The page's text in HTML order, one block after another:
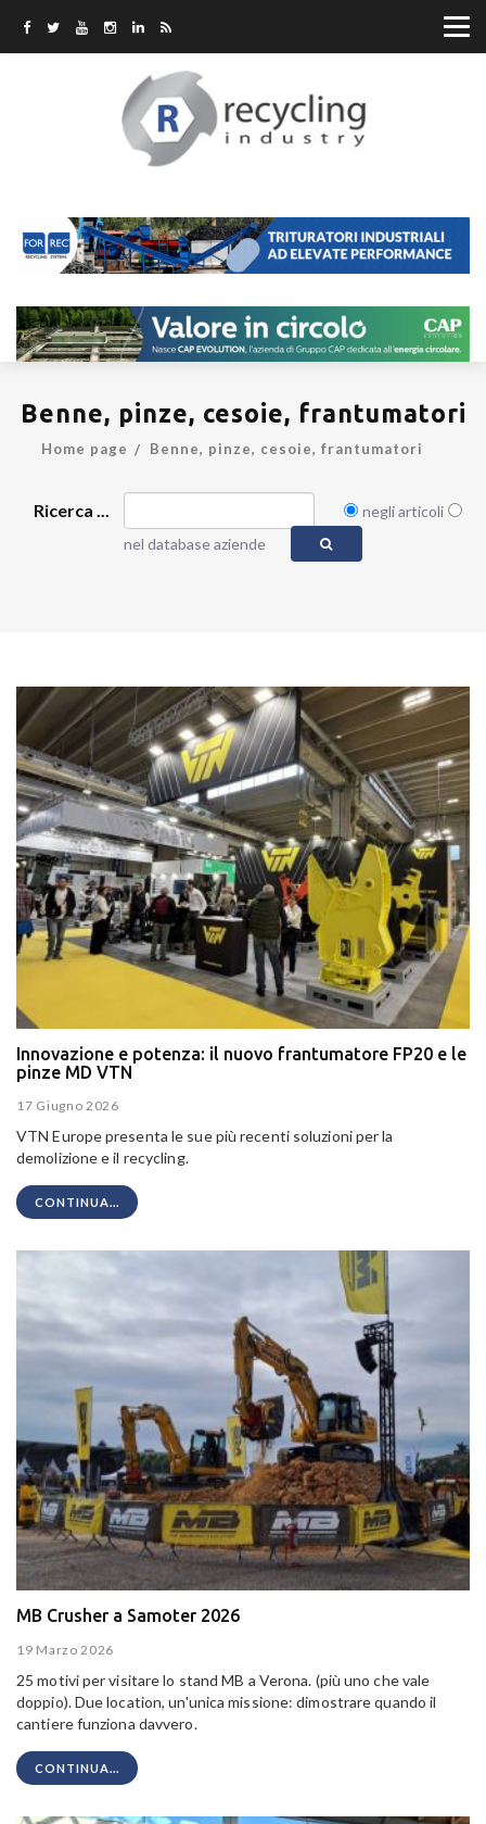
Benne, pinze, cesoie, frantumatori
Home page Benne, pinze, cesoie, frantumatori
Ricerca ...
negli articoli
nel database aziende
Innovazione e potenza: il nuovo frantumatore FP20 e le
pinze MD VTN
17 Giugno 2026
VTN Europe presenta le sue più recenti soluzioni per la
demolizione e il recycling.
CONTINUA...
MB Crusher a Samoter 2026
19 Marzo 2026
25 motivi per visitare lo stand MB a Verona. (più uno che vale
doppio). Due location, un'unica missione: dimostrare quando il
cantiere funziona davvero.
CONTINUA...